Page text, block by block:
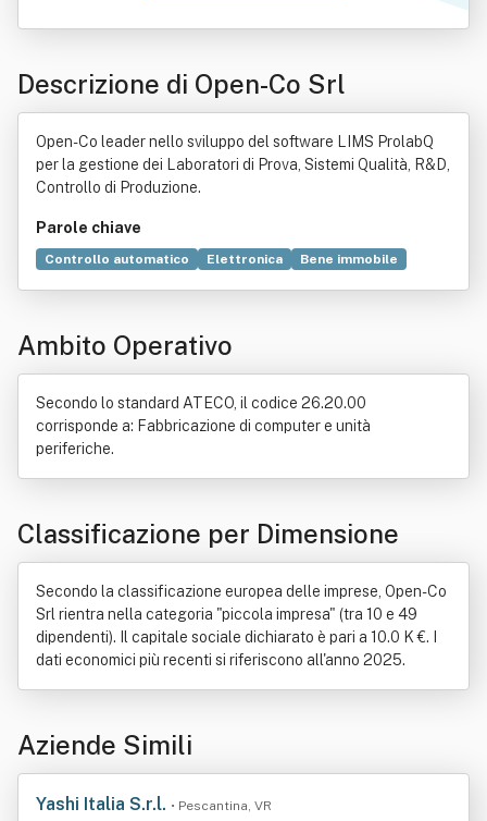
Descrizione di Open-Co Srl
Open-Co leader nello sviluppo del software LIMS ProlabQ
per la gestione dei Laboratori di Prova, Sistemi Qualità, R&D,
Controllo di Produzione.
Parole chiave
Controllo automatico Elettronica
Bene immobile
Compravendita
Servizio idrico integrato
Consulenza
Tecnologia
Ambito Operativo
Secondo lo standard ATECO, il codice 26.20.00
corrisponde a: Fabbricazione di computer e unità
periferiche.
Classificazione per Dimensione
Secondo la classificazione europea delle imprese, Open-Co
Srl rientra nella categoria "piccola impresa" (tra 10 e 49
dipendenti). Il capitale sociale dichiarato è pari a 10.0 K €. I
dati economici più recenti si riferiscono all'anno 2025.
Aziende Simili
Yashi Italia S.r.l. • Pescantina, VR